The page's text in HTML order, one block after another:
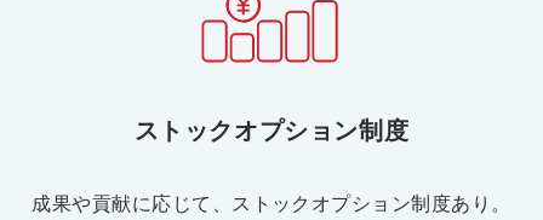
ストックオプション制度
成果や貢献に応じて、ストックオプション制度あり。